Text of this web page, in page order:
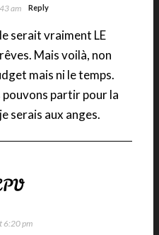
am Reply
serait vraiment LE
Mais voilà, non
mais ni le temps.
partir pour la
serais aux anges.
6:20 pm